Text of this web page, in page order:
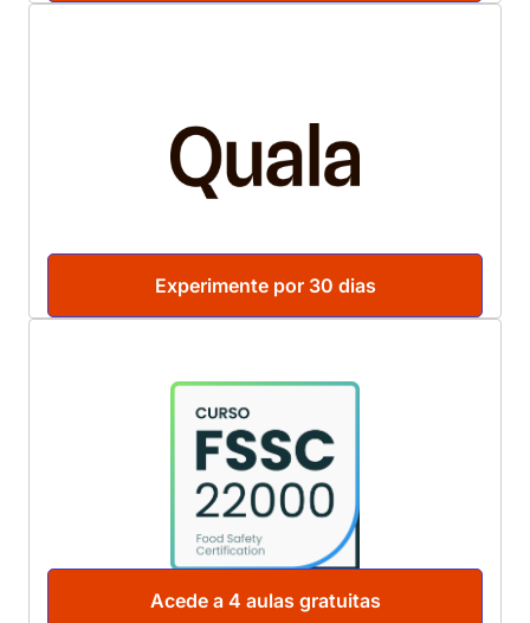
Experimente por 30 dias
Acede a 4 aulas gratuitas